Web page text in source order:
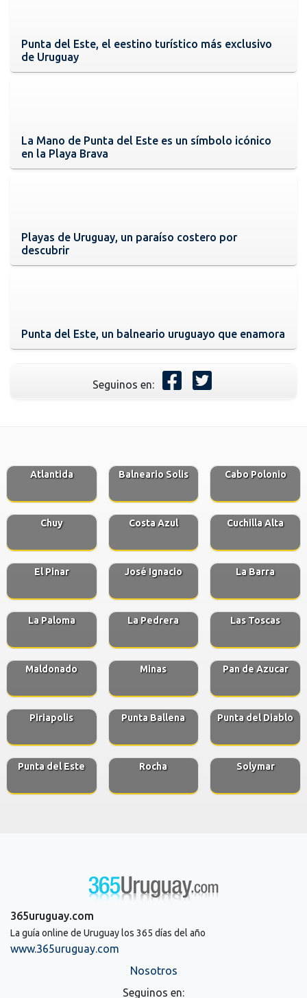
Punta del Este, el eestino turístico más exclusivo
de Uruguay
La Mano de Punta del Este es un símbolo icónico
en la Playa Brava
Playas de Uruguay, un paraíso costero por
descubrir
Punta del Este, un balneario uruguayo que enamora
Seguinos en:
Atlantida Balneario Solis Cabo Polonio
Chuy Costa Azul Cuchilla Alta
El Pinar José Ignacio La Barra
La Paloma La Pedrera Las Toscas
Maldonado Minas Pan de Azucar
Piriapolis Punta Ballena Punta del Diablo
Punta del Este Rocha Solymar
365uruguay.com
La guía online de Uruguay los 365 días del año
www.365uruguay.com
Nosotros
Seguinos en: